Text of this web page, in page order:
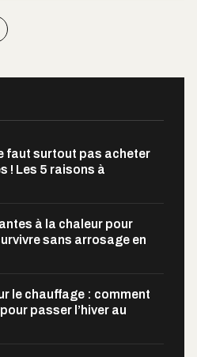
faut surtout pas acheter
! Les 5 raisons à
à la chaleur pour
sans arrosage en
le chauffage : comment
passer l’hiver au